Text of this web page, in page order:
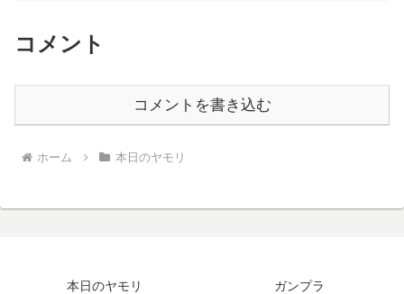
コメント
コメントを書き込む
ホーム 本日のヤモリ
本日のヤモリ
ガンプラ